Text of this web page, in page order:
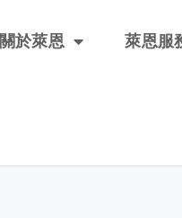
關於萊恩 萊恩服